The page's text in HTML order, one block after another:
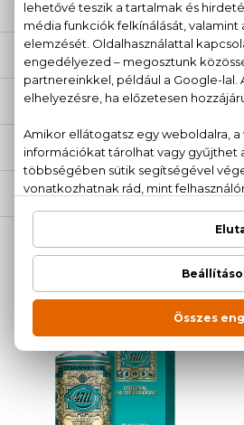
ÉRTÉKELÉSEK (0)
SZÁLLÍTÁS
NEKED